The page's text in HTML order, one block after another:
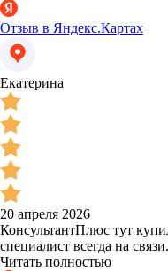
Отзыв в Яндекс.Картах
Екатерина
20 апреля 2026
КонсультантПлюс тут
специалист всегда на связи.
Читать полностью